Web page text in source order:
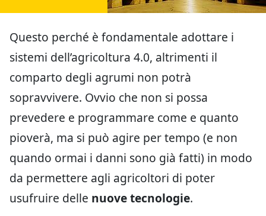
Questo perché è fondamentale adottare i
sistemi dell’agricoltura 4.0, altrimenti il
comparto degli agrumi non potrà
sopravvivere. Ovvio che non si possa
prevedere e programmare come e quanto
pioverà, ma si può agire per tempo (e non
quando ormai i danni sono già fatti) in modo
da permettere agli agricoltori di poter
usufruire delle nuove tecnologie.